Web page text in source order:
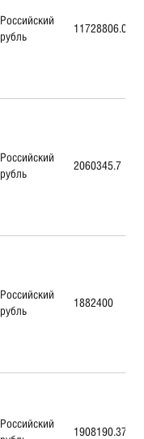
Российский
рубль
11728806.02
Российский
рубль
2060345.7
Российский
рубль
1882400
Российский
1908190.37